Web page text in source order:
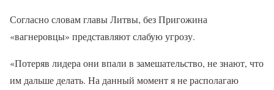
Согласно словам главы Литвы, без Пригожина
«вагнеровцы» представляют слабую угрозу.
«Потеряв лидера они впали в замешательство, не знают, что
им дальше делать. На данный момент я не располагаю